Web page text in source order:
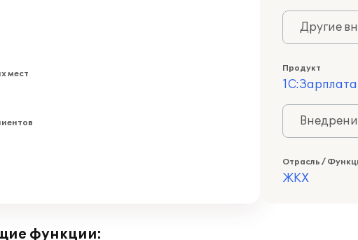
мест
Другие
Продукт
Отрасль /
ЖКХ
функции: